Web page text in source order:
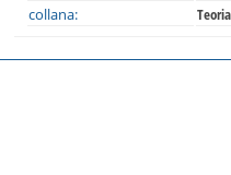
collana: